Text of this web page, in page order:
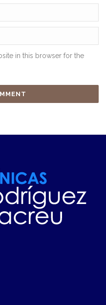
in this browser for the